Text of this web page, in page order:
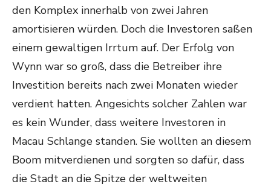
den Komplex innerhalb von zwei Jahren
amortisieren würden. Doch die Investoren saßen
einem gewaltigen Irrtum auf. Der Erfolg von
Wynn war so groß, dass die Betreiber ihre
Investition bereits nach zwei Monaten wieder
verdient hatten. Angesichts solcher Zahlen war
es kein Wunder, dass weitere Investoren in
Macau Schlange standen. Sie wollten an diesem
Boom mitverdienen und sorgten so dafür, dass
die Stadt an die Spitze der weltweiten